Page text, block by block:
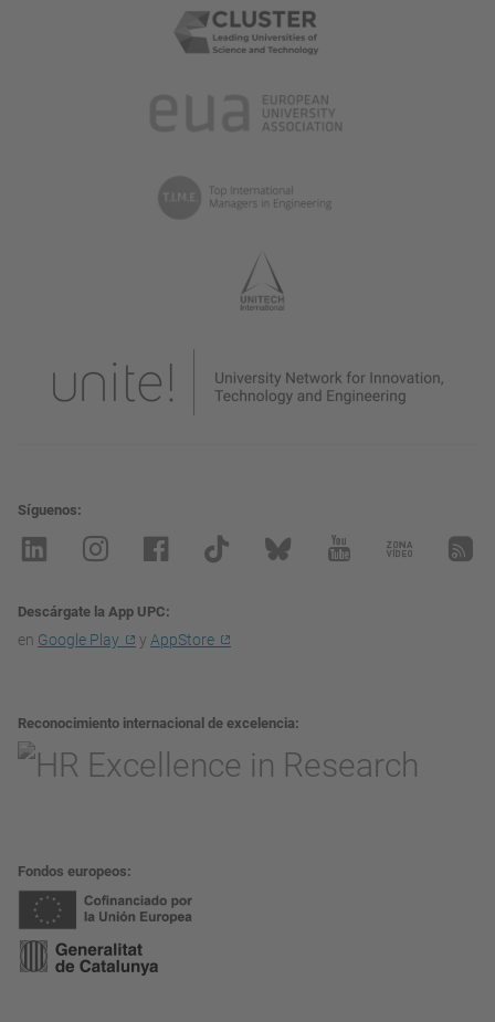
Síguenos
Descárgate la App UPC
en Google Play y AppStore
Reconocimiento internacional de excelencia
Fondos europeos